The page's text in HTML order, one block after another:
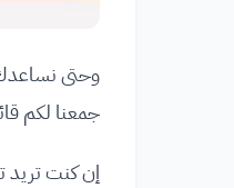
وحتى
جمعنا لكم
إن كنت تريد